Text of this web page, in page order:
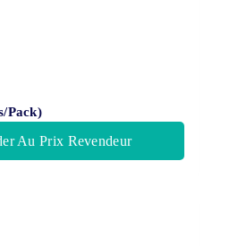
Pack)
Au Prix Revendeur